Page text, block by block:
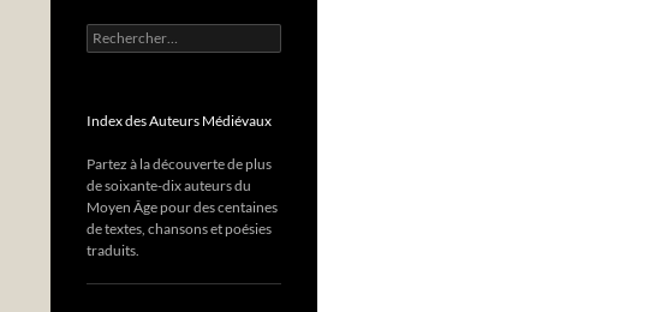
Rechercher :
Index des Auteurs Médiévaux
Partez à la découverte de plus
de soixante-dix auteurs du
Moyen Âge pour des centaines
de textes, chansons et poésies
traduits.